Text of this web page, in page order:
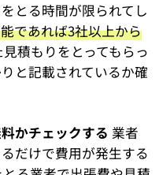
とる時間が限られてし
であれば3社以上から
見積もりをとってもらっ
と記載されているか確
かチェックする 業者
だけで費用が発生する